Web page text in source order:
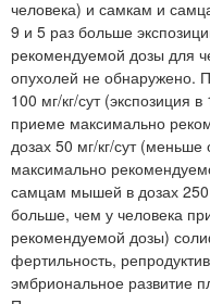
человека) и самкам и
9 и 5 раз больше
рекомендуемой дозы для
опухолей не обнаружено.
100 мг/кг/сут (экспозиция
приеме максимально
дозах 50 мг/кг/сут
максимально
самцам мышей в дозах 250
больше, чем у человека
рекомендуемой дозы)
фертильность,
эмбриональное развитие